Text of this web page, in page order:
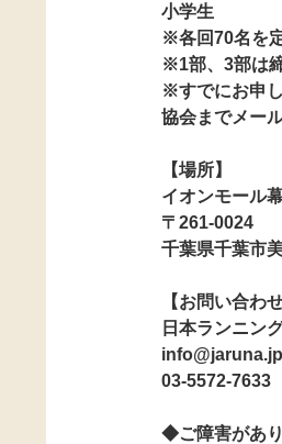
小学生
※各回70名を
※1部、3部は
※すでにお申
協会までメー
【場所】
イオンモール
〒261-0024
千葉県千葉市
【お問い合わせ
日本ランニン
info@jaruna.jp
03-5572-7633
◆ご障害があ